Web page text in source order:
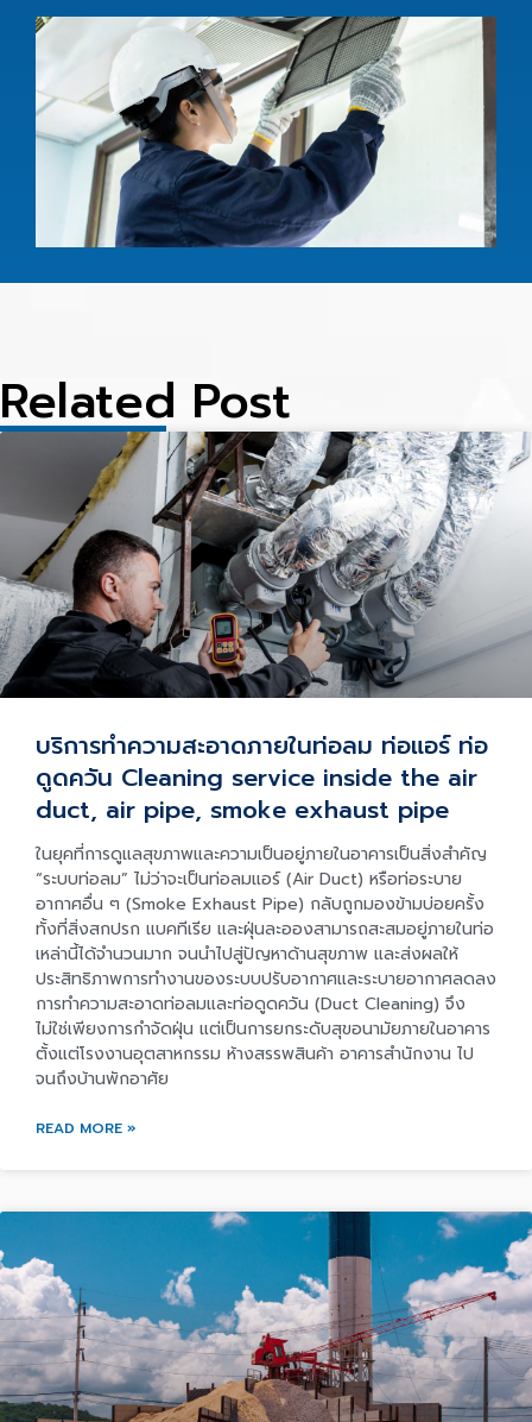
Related Post
บริการทำความสะอาดภายในท่อลม ท่อแอร์ ท่อ
ดูดควัน Cleaning service inside the air
duct, air pipe, smoke exhaust pipe
ในยุคที่การดูแลสุขภาพและความเป็นอยู่ภายในอาคารเป็นสิ่งสำคัญ
“ระบบท่อลม” ไม่ว่าจะเป็นท่อลมแอร์ (Air Duct) หรือท่อระบาย
อากาศอื่น ๆ (Smoke Exhaust Pipe) กลับถูกมองข้ามบ่อยครั้ง
ทั้งที่สิ่งสกปรก แบคทีเรีย และฝุ่นละอองสามารถสะสมอยู่ภายในท่อ
เหล่านี้ได้จำนวนมาก จนนำไปสู่ปัญหาด้านสุขภาพ และส่งผลให้
ประสิทธิภาพการทำงานของระบบปรับอากาศและระบายอากาศลดลง
การทำความสะอาดท่อลมและท่อดูดควัน (Duct Cleaning) จึง
ไม่ใช่เพียงการกำจัดฝุ่น แต่เป็นการยกระดับสุขอนามัยภายในอาคาร
ตั้งแต่โรงงานอุตสาหกรรม ห้างสรรพสินค้า อาคารสำนักงาน ไป
จนถึงบ้านพักอาศัย
READ MORE »